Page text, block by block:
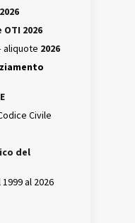
OTI 2026
aliquote 2026
Civile
del
al 2026